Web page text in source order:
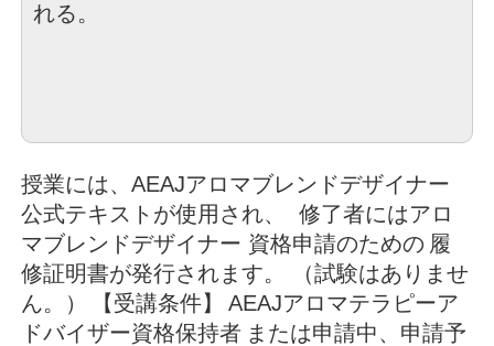
れる。
授業には、AEAJアロマブレンドデザイナー
公式テキストが使用され、
修了者にはアロ
マブレンドデザイナー 資格申請のための 履
修証明書が発行されます。
（試験はありませ
ん。）
【受講条件】
AEAJアロマテラピーア
ドバイザー資格保持者 または申請中、申請予